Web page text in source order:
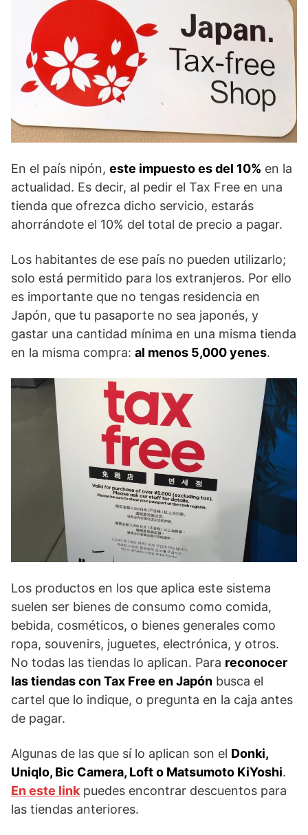
En el país nipón, este impuesto es del 10% en la
actualidad. Es decir, al pedir el Tax Free en una
tienda que ofrezca dicho servicio, estarás
ahorrándote el 10% del total de precio a pagar.
Los habitantes de ese país no pueden utilizarlo;
solo está permitido para los extranjeros. Por ello
es importante que no tengas residencia en
Japón, que tu pasaporte no sea japonés, y
gastar una cantidad mínima en una misma tienda
en la misma compra: al menos 5,000 yenes.
Los productos en los que aplica este sistema
suelen ser bienes de consumo como comida,
bebida, cosméticos, o bienes generales como
ropa, souvenirs, juguetes, electrónica, y otros.
No todas las tiendas lo aplican. Para reconocer
las tiendas con Tax Free en Japón busca el
cartel que lo indique, o pregunta en la caja antes
de pagar.
Algunas de las que sí lo aplican son el Donki,
Uniqlo, Bic Camera, Loft o Matsumoto KiYoshi.
En este link puedes encontrar descuentos para
las tiendas anteriores.